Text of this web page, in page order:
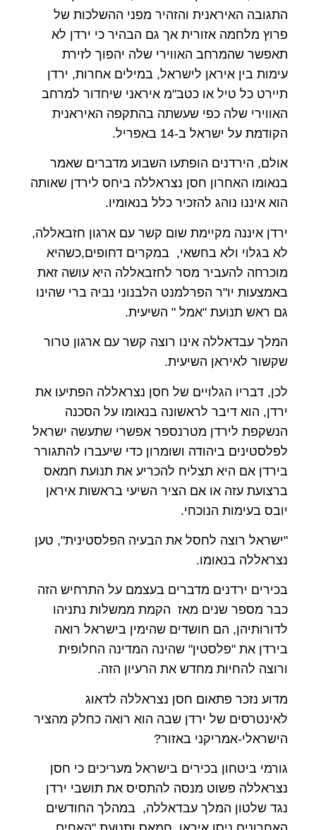
התגובה האיראנית והזהיר מפני ההשלכות של
פרוץ מלחמה אזורית אך גם הבהיר כי ירדן לא
תאפשר שהמרחב האווירי שלה יהפוך לזירת
עימות בין איראן לישראל, במילים אחרות, ירדן
תיירט כל טיל או כטב"מ איראני שיחדור למרחב
האווירי שלה כפי שעשתה בהתקפה האיראנית
הקודמת על ישראל ב-14 באפריל.
אולם, הירדנים הופתעו השבוע מדברים שאמר
בנאומו האחרון חסן נצראללה ביחס לירדן שאותה
הוא איננו נוהג להזכיר כלל בנאומיו.
ירדן איננה מקיימת שום קשר עם ארגון חזבאללה,
לא בגלוי ולא בחשאי, במקרים דחופים,כשהיא
מוכרחה להעביר מסר לחזבאללה היא עושה זאת
באמצעות יו"ר הפרלמנט הלבנוני נביה ברי שהינו
גם ראש תנועת "אמל " השיעית.
המלך עבדאללה אינו רוצה קשר עם ארגון טרור
שקשור לאיראן השיעית.
לכן, דבריו הגלויים של חסן נצראללה הפתיעו את
ירדן, הוא דיבר לראשונה בנאומו על הסכנה
הנשקפת לירדן מטרנספר אפשרי שתעשה ישראל
לפלסטינים ביהודה ושומרון כדי שיעברו להתגורר
בירדן אם היא תצליח להכריע את תנועת חמאס
ברצועת עזה או אם הציר השיעי בראשות איראן
יובס בעימות הנוכחי.
"ישראל רוצה לחסל את הבעיה הפלסטינית", טען
נצראללה בנאומו.
בכירים ירדנים מדברים בעצמם על התרחיש הזה
כבר מספר שנים מאז הקמת ממשלות נתניהו
לדורותיהן, הם חושדים שהימין בישראל רואה
בירדן את "פלסטין" שהינה המדינה החלופית
ורוצה להחיות מחדש את הרעיון הזה.
מדוע נזכר פתאום חסן נצראללה לדאוג
לאינטרסים של ירדן שבה הוא רואה כחלק מהציר
הישראלי-אמריקני באזור?
גורמי ביטחון בכירים בישראל מעריכים כי חסן
נצראללה פשוט מנסה להתסיס את תושבי ירדן
נגד שלטון המלך עבדאללה, במהלך החודשים